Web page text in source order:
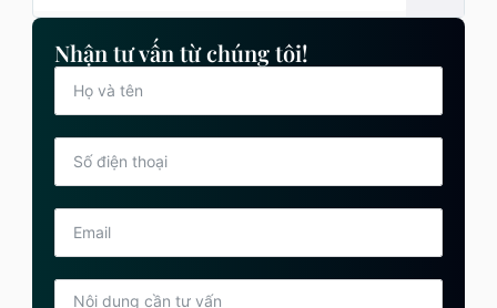
Nhận tư vấn từ chúng tôi!